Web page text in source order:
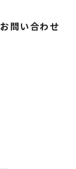
お問い合わせ